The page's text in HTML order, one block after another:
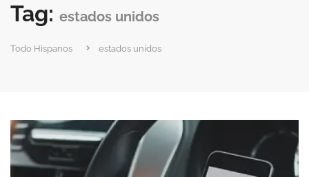
Tag: estados unidos
Todo Hispanos estados unidos